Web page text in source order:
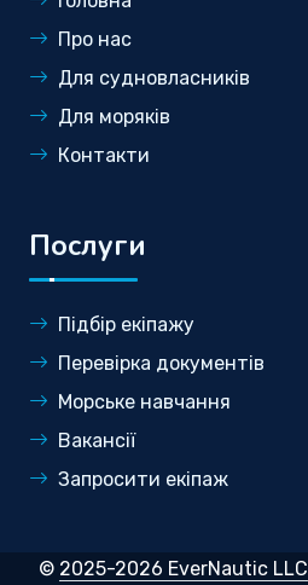
Про нас
Для судновласників
Для моряків
Контакти
Послуги
Підбір екіпажу
Перевірка документів
Морське навчання
Вакансії
Запросити екіпаж
© 2025-2026 EverNautic LLC